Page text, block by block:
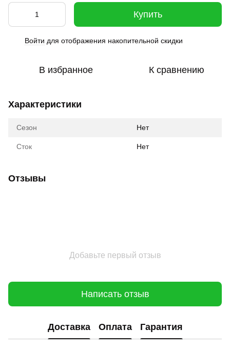
Купить
Войти для отображения накопительной скидки
В избранное К сравнению
Характеристики
Сезон Нет
Сток Нет
Отзывы
Добавьте первый отзыв
Написать отзыв
Доставка Оплата Гарантия